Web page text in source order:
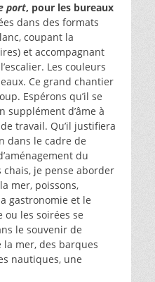
port, pour les bureaux
dans des formats
coupant la
et accompagnant
Les couleurs
Ce grand chantier
Espérons qu’il se
supplément d’âme à
travail. Qu’il justifiera
dans le cadre de
du
je pense aborder
mer, poissons,
gastronomie et le
les soirées se
le souvenir de
la mer, des barques
nautiques, une